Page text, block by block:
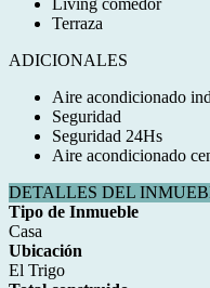
Living comedor
Terraza
ADICIONALES
Aire acondicionado
Seguridad
Seguridad 24Hs
Aire acondicionado
DETALLES DEL
Tipo de Inmueble
Casa
Ubicación
El Trigo